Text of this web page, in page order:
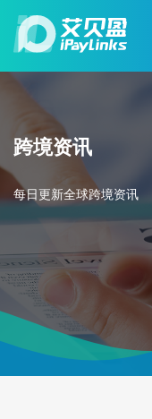
跨境资讯
每日更新全球跨境资讯